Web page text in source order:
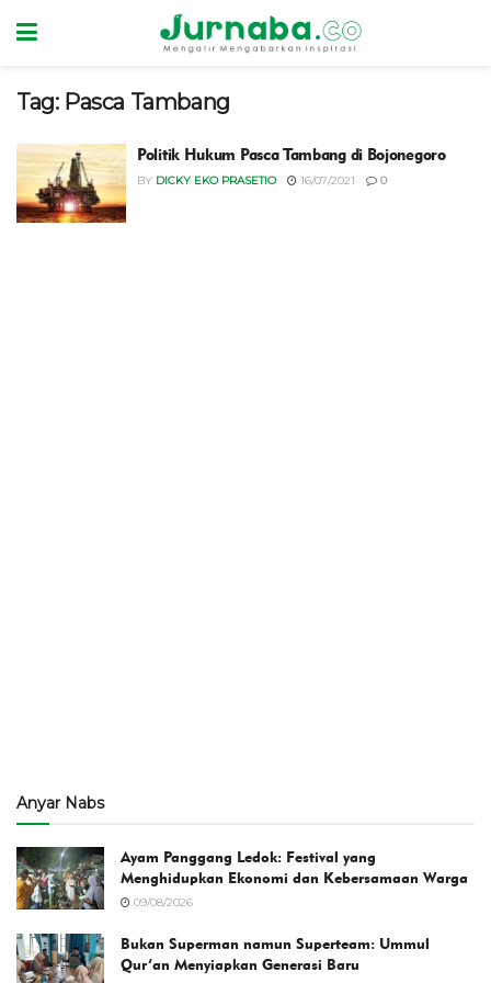
Tag: Pasca Tambang
Politik Hukum Pasca Tambang di Bojonegoro
BY DICKY EKO PRASETIO 16/07/2021 0
Anyar Nabs
Ayam Panggang Ledok: Festival yang
Menghidupkan Ekonomi dan Kebersamaan Warga
09/08/2026
Bukan Superman namun Superteam: Ummul
Qur’an Menyiapkan Generasi Baru